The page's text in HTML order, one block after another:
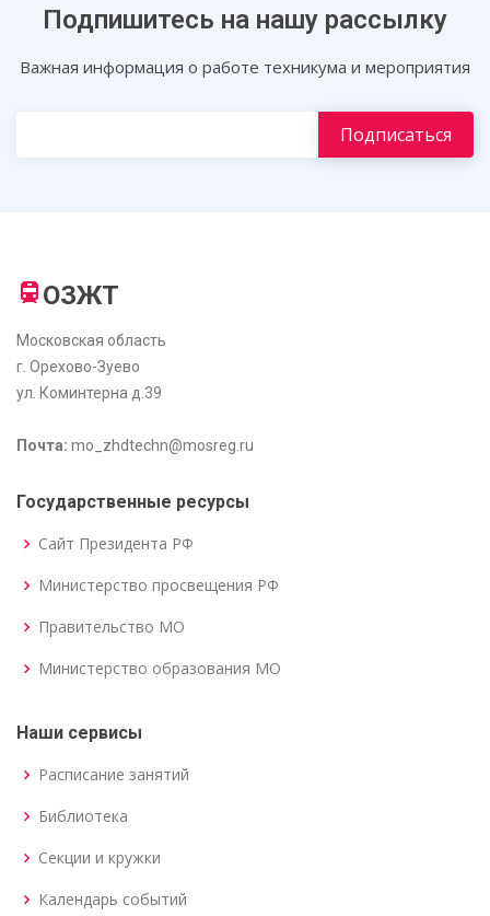
Подпишитесь на нашу рассылку
Важная информация о работе техникума и мероприятия
ОЗЖТ
Московская область
г. Орехово-Зуево
ул. Коминтерна д.39
Почта: mo_zhdtechn@mosreg.ru
Государственные ресурсы
Сайт Президента РФ
Министерство просвещения РФ
Правительство МО
Министерство образования МО
Наши сервисы
Расписание занятий
Библиотека
Секции и кружки
Календарь событий